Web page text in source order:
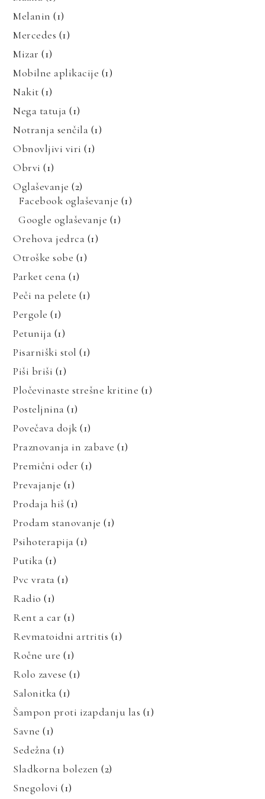
Melanin (1)
Mercedes (1)
Mizar (1)
Mobilne aplikacije (1)
Nakit (1)
Nega tatuja (1)
Notranja senčila (1)
Obnovljivi viri (1)
Obrvi (1)
Oglaševanje (2)
Facebook oglaševanje (1)
Google oglaševanje (1)
Orehova jedrca (1)
Otroške sobe (1)
Parket cena (1)
Peči na pelete (1)
Pergole (1)
Petunija (1)
Pisarniški stol (1)
Piši briši (1)
Pločevinaste strešne kritine (1)
Posteljnina (1)
Povečava dojk (1)
Praznovanja in zabave (1)
Premični oder (1)
Prevajanje (1)
Prodaja hiš (1)
Prodam stanovanje (1)
Psihoterapija (1)
Putika (1)
Pvc vrata (1)
Radio (1)
Rent a car (1)
Revmatoidni artritis (1)
Ročne ure (1)
Rolo zavese (1)
Salonitka (1)
Šampon proti izapdanju las (1)
Savne (1)
Sedežna (1)
Sladkorna bolezen (2)
Snegolovi (1)